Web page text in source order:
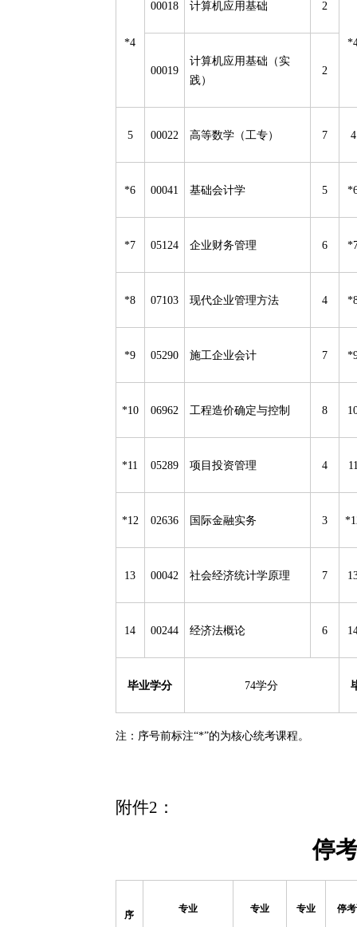
*4
00018 计算机应用基础 2
00019
计算机应用基础（实
践）
2
5 00022 高等数学（工专） 7 4
*6 00041 基础会计学 5
*7 05124 企业财务管理 6
*8 07103 现代企业管理方法 4
*9 05290 施工企业会计 7
*10 06962 工程造价确定与控制 8
*11 05289 项目投资管理 4
*12 02636 国际金融实务 3
13 00042 社会经济统计学原理 7
14 00244 经济法概论 6
毕业学分 74学分
注：序号前标注“*”的为核心统考课程。
附件2 ：
停
序
专业 专业 专业 停